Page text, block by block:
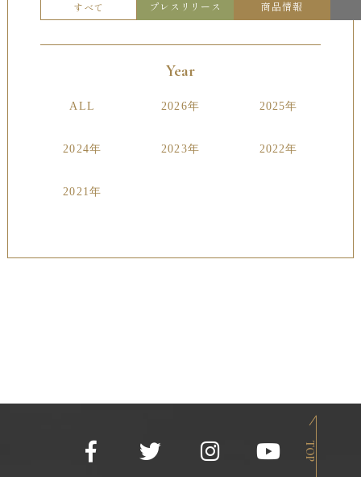
すべて プレスリリース 商品情報
Year
ALL 2026年 2025年
2024年 2023年 2022年
2021年
TOP